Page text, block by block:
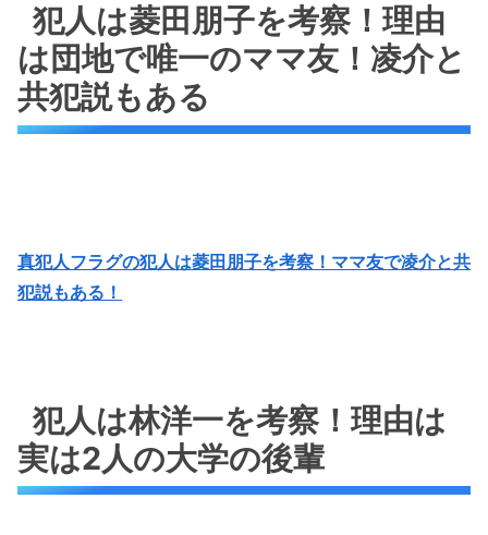
犯人は菱田朋子を考察！理由
は団地で唯一のママ友！凌介と
共犯説もある
真犯人フラグの犯人は菱田朋子を考察！ママ友で凌介と共
犯説もある！
犯人は林洋一を考察！理由は
実は2人の大学の後輩